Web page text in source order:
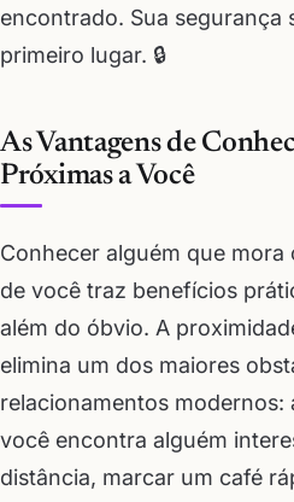
encontrado. Sua segurança
primeiro lugar. 🔒
As Vantagens de
Próximas a Você
Conhecer alguém que mora
de você traz benefícios
além do óbvio. A
elimina um dos maiores
relacionamentos modernos:
você encontra alguém
distância, marcar um café